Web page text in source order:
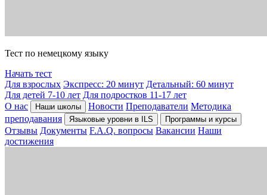
Тест по немецкому языку
Начать тест
Для взрослых Экспресс: 20 минут Детальный: 60 минут
Для детей 7-10 лет Для подростков 11-17 лет
О нас
Наши школы Новости Преподаватели Методика
преподавания
Языковые уровни в ILS Программы и курсы
Отзывы Документы F.A.Q. вопросы Вакансии Наши
достижения